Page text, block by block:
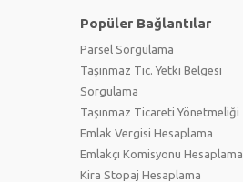
Popüler Bağlantılar
Parsel Sorgulama
Taşınmaz Tic. Yetki Belgesi
Sorgulama
Taşınmaz Ticareti Yönetmeliği
Emlak Vergisi Hesaplama
Emlakçı Komisyonu Hesaplama
Kira Stopaj Hesaplama